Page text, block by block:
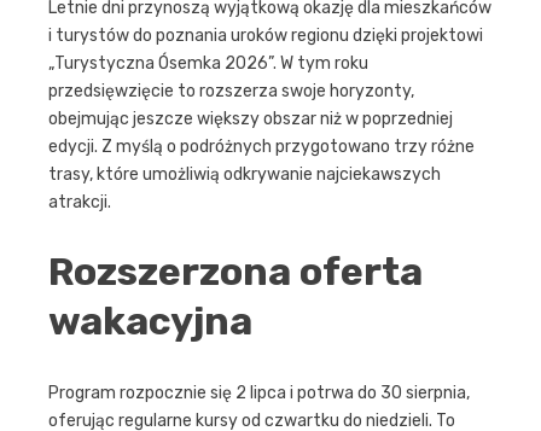
Letnie dni przynoszą wyjątkową okazję dla mieszkańców
i turystów do poznania uroków regionu dzięki projektowi
„Turystyczna Ósemka 2026”. W tym roku
przedsięwzięcie to rozszerza swoje horyzonty,
obejmując jeszcze większy obszar niż w poprzedniej
edycji. Z myślą o podróżnych przygotowano trzy różne
trasy, które umożliwią odkrywanie najciekawszych
atrakcji.
Rozszerzona oferta
wakacyjna
Program rozpocznie się 2 lipca i potrwa do 30 sierpnia,
oferując regularne kursy od czwartku do niedzieli. To